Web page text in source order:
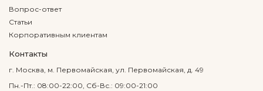
Вопрос-ответ
Статьи
Корпоративным клиентам
Контакты
г. Москва, м. Первомайская, ул. Первомайская, д. 49
Пн.-Пт.: 08:00-22:00, Сб-Вс.: 09:00-21:00